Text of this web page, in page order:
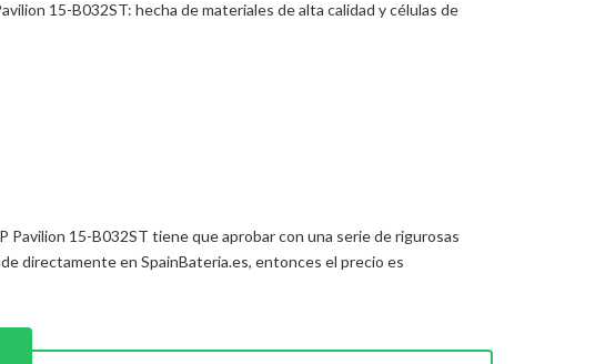
15-B032ST: hecha de materiales de alta calidad y células de
Pavilion 15-B032ST tiene que aprobar con una serie de rigurosas
directamente en SpainBateria.es, entonces el precio es